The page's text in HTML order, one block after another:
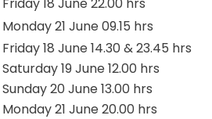
Monday 21 June 09.15 hrs
Friday 18 June 14.30 & 23.45 hrs
Saturday 19 June 12.00 hrs
Sunday 20 June 13.00 hrs
Monday 21 June 20.00 hrs